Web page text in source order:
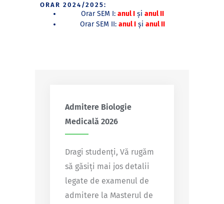
ORAR 2024/2025:
Orar SEM I: anul I și anul II
Orar SEM II: anul I și anul II
Admitere Biologie
Medicală 2026
Dragi studenți, Vă rugăm
să găsiți mai jos detalii
legate de examenul de
admitere la Masterul de